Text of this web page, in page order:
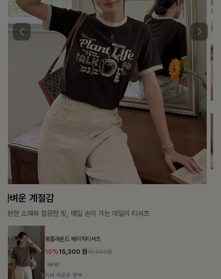
가장 쉬운 코디
특별한 날부터 일상까지 함께하는 룩
쥬빌스트링 포켓원피스
17%48,900원58,900원
리뷰 카운트 영역